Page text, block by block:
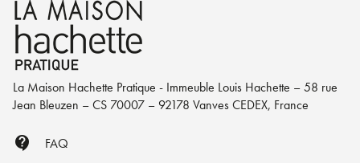
La Maison Hachette Pratique - Immeuble Louis Hachette – 58 rue
Jean Bleuzen – CS 70007 – 92178 Vanves CEDEX, France
contact_support FAQ